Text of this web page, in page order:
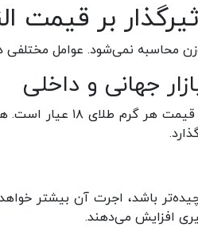
بر قیمت
محاسبه نمی‌شود. عوامل
جهانی و داخلی
نخستین و
باشد، اجرت آن بیشتر
افزایش می‌دهند.